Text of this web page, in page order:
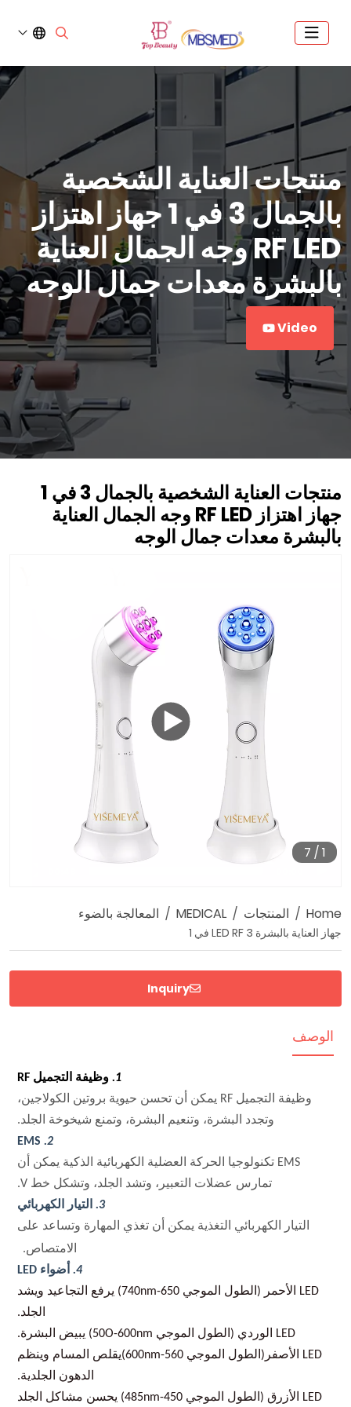
منتجات العناية الشخصية
بالجمال 3 في 1 جهاز اهتزاز
RF LED وجه الجمال العناية
بالبشرة معدات جمال الوجه
Video
منتجات العناية الشخصية بالجمال 3 في 1
جهاز اهتزاز RF LED وجه الجمال العناية
بالبشرة معدات جمال الوجه
Home المنتجات MEDICAL المعالجة بالضوء
جهاز العناية بالبشرة LED RF 3 في 1
Inquiry
1
/
7
الوصف
وظيفة التجميل RF
وظيفة التجميل RF
يمكن أن تحسن حيوية بروتين الكولاجين،
وتجدد البشرة، وتنعيم البشرة، وتمنع شيخوخة الجلد.
2.
EMS
EMS تكنولوجيا الحركة العضلية الكهربائية الذكية يمكن أن
تمارس عضلات التعبير، وتشد الجلد، وتشكل خط V.
3.
التيار الكهربائي
التيار الكهربائي
التغذية يمكن أن تغذي المهارة وتساعد على
الامتصاص.
4
. أضواء LED
LED الأحمر (الطول الموجي 650-740nm) يرفع التجاعيد ويشد
الجلد.
LED الوردي (الطول الموجي 50O-600nm) يبيض البشرة.
LED الأصفر
(الطول الموجي 560-600nm)يقلص المسام وينظم
الدهون الجلدية.
LED الأزرق (الطول الموجي 450-485nm) يحسن مشاكل الجلد